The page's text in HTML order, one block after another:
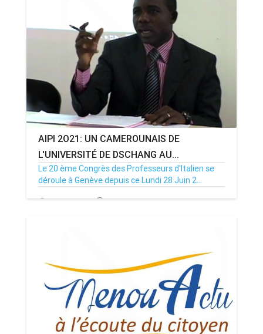
ART & CULTURE & TRADITION
ASSAINISSEMENT
BREAKING-NEWS
CAMEROUN
PLUS
AIPI 2O21: UN CAMEROUNAIS DE
L'UNIVERSITÉ DE DSCHANG AU...
Le 20 ème Congrès des Professeurs d'Italien se
déroule à Genève depuis ce Lundi 28 Juin 2...
29/06/21 Par MenouActu 0